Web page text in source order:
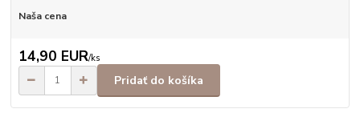
Naša cena
14,90 EUR/ks
Pridať do košíka